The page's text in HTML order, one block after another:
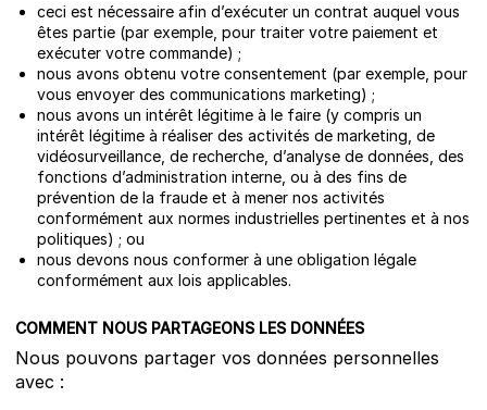
ceci est nécessaire afin d’exécuter un contrat auquel vous
êtes partie (par exemple, pour traiter votre paiement et
exécuter votre commande) ;
nous avons obtenu votre consentement (par exemple, pour
vous envoyer des communications marketing) ;
nous avons un intérêt légitime à le faire (y compris un
intérêt légitime à réaliser des activités de marketing, de
vidéosurveillance, de recherche, d’analyse de données, des
fonctions d’administration interne, ou à des fins de
prévention de la fraude et à mener nos activités
conformément aux normes industrielles pertinentes et à nos
politiques) ; ou
nous devons nous conformer à une obligation légale
conformément aux lois applicables.
COMMENT NOUS PARTAGEONS LES DONNÉES
Nous pouvons partager vos données personnelles
avec :